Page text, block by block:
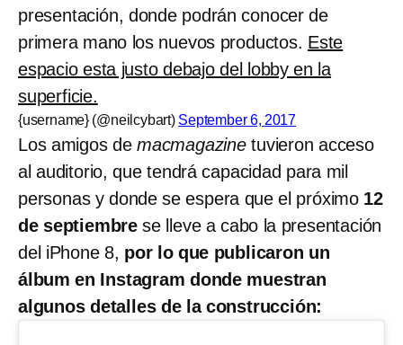
presentación, donde podrán conocer de
primera mano los nuevos productos. Este
espacio esta justo debajo del lobby en la
superficie.
{username} (@neilcybart) September 6, 2017
Los amigos de macmagazinetuvieron acceso
al auditorio, que tendrá capacidad para mil
personas y donde se espera que el próximo 12
de septiembre se lleve a cabo la presentación
del iPhone 8, por lo que publicaron un
álbum en Instagram donde muestran
algunos detalles de la construcción: